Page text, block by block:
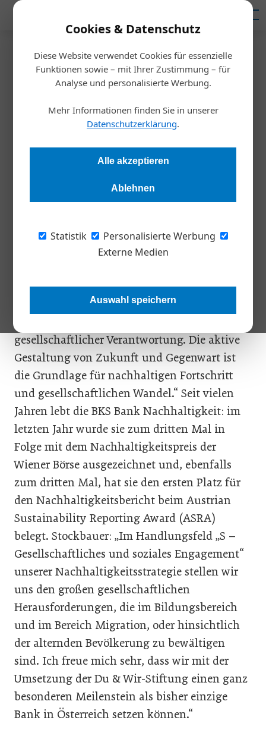
Cookies & Datenschutz
Diese Website verwendet Cookies für essenzielle
Funktionen sowie – mit Ihrer Zustimmung – für
Analyse und personalisierte Werbung.
Mehr Informationen finden Sie in unserer
Datenschutzerklärung.
Alle akzeptieren
Ablehnen
Statistik
Personalisierte Werbung
Externe Medien
Auswahl speichern
Startseite/Meldungen
Caritas
Nachhaltig und mit Sinn wirken
Redaktion Die Wirtschaft 06.02.2024, 12:06 Uhr
Klagenfurt gründet mit der Caritas die „Du & Wir-Stiftung“.
Die Bank will mit der sozial erwirtschafteten Rendite
Pflegebedarf unterstützen.
BKS Bank, ist die Mitgestaltung der
Gesellschaft ein Herzensanliegen: „Wir sind
gesellschaftlicher Verantwortung. Die aktive
Gestaltung von Zukunft und Gegenwart ist
die Grundlage für nachhaltigen Fortschritt
und gesellschaftlichen Wandel.“ Seit vielen
Jahren lebt die BKS Bank Nachhaltigkeit: im
letzten Jahr wurde sie zum dritten Mal in
Folge mit dem Nachhaltigkeitspreis der
Wiener Börse ausgezeichnet und, ebenfalls
zum dritten Mal, hat sie den ersten Platz für
den Nachhaltigkeitsbericht beim Austrian
Sustainability Reporting Award (ASRA)
belegt. Stockbauer: „Im Handlungsfeld „S –
Gesellschaftliches und soziales Engagement“
unserer Nachhaltigkeitsstrategie stellen wir
uns den großen gesellschaftlichen
Herausforderungen, die im Bildungsbereich
und im Bereich Migration, oder hinsichtlich
der alternden Bevölkerung zu bewältigen
sind. Ich freue mich sehr, dass wir mit der
Umsetzung der Du & Wir-Stiftung einen ganz
besonderen Meilenstein als bisher einzige
Bank in Österreich setzen können.“